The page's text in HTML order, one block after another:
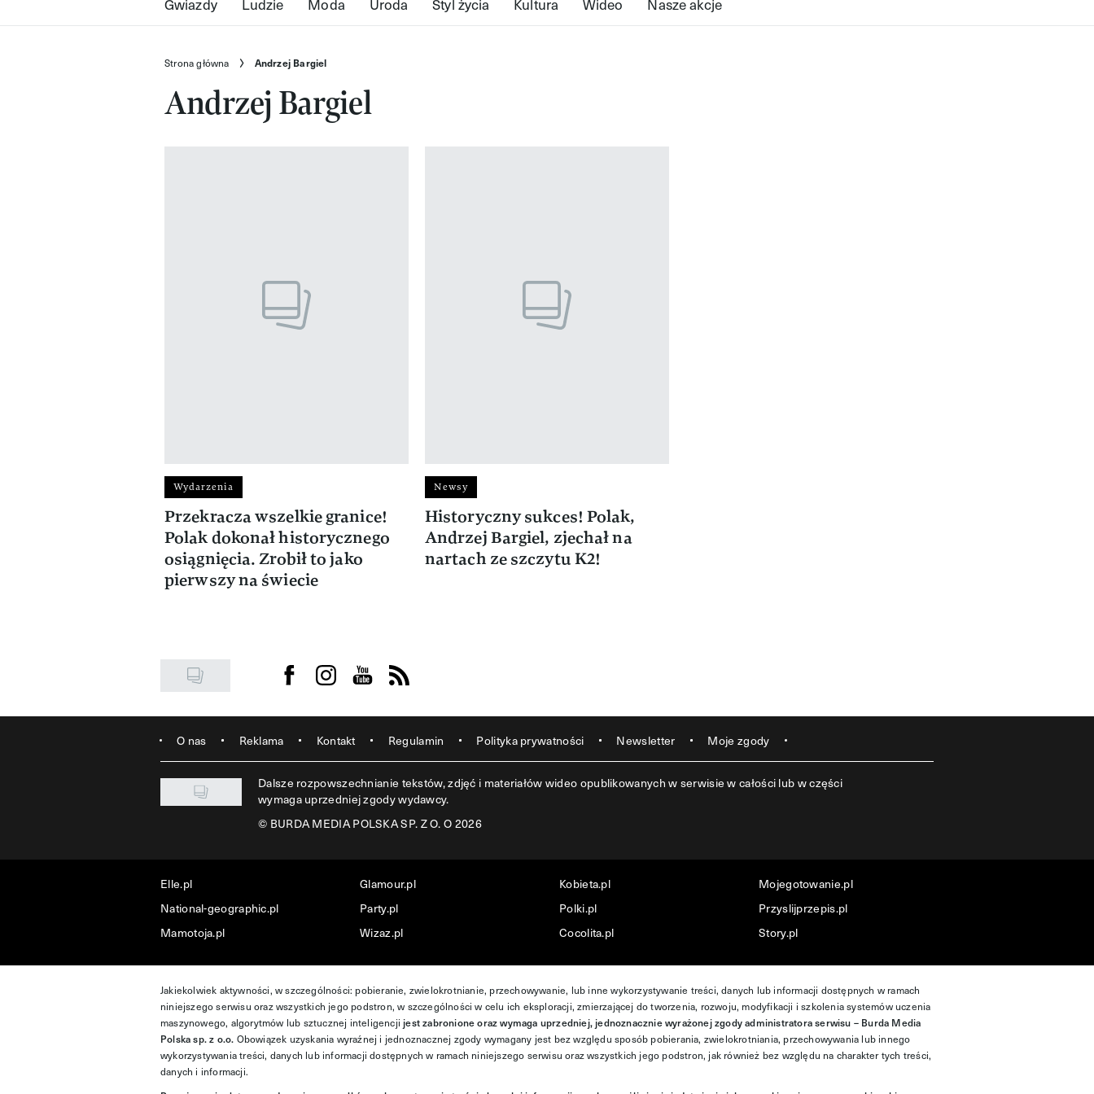
Strona główna Andrzej Bargiel
Andrzej Bargiel
Wydarzenia
Przekracza wszelkie granice!
Polak dokonał historycznego
osiągnięcia. Zrobił to jako
pierwszy na świecie
Newsy
Historyczny sukces! Polak,
Andrzej Bargiel, zjechał na
nartach ze szczytu K2!
Visit us on Facebook
Visit us on Instagram
Visit us on Youtube
Visit us on Rss
O nas Reklama Kontakt Regulamin Polityka prywatności Newsletter Moje zgody
Dalsze rozpowszechnianie tekstów, zdjęć i materiałów wideo opublikowanych w serwisie w całości lub w części
wymaga uprzedniej zgody wydawcy.
© BURDA MEDIA POLSKA SP. Z O. O 2026
Elle.pl Glamour.pl Kobieta.pl
Mojegotowanie.pl
National-geographic.pl
Party.pl Polki.pl
Przyslijprzepis.pl
Mamotoja.pl
Wizaz.pl Cocolita.pl Story.pl
Jakiekolwiek aktywności, w szczególności: pobieranie, zwielokrotnianie, przechowywanie, lub inne wykorzystywanie treści, danych lub informacji dostępnych w ramach
niniejszego serwisu oraz wszystkich jego podstron, w szczególności w celu ich eksploracji, zmierzającej do tworzenia, rozwoju, modyfikacji i szkolenia systemów uczenia
maszynowego, algorytmów lub sztucznej inteligencji jest zabronione oraz wymaga uprzedniej, jednoznacznie wyrażonej zgody administratora serwisu – Burda Media
Polska sp. z o.o. Obowiązek uzyskania wyraźnej i jednoznacznej zgody wymagany jest bez względu sposób pobierania, zwielokrotniania, przechowywania lub innego
wykorzystywania treści, danych lub informacji dostępnych w ramach niniejszego serwisu oraz wszystkich jego podstron, jak również bez względu na charakter tych treści,
danych i informacji.